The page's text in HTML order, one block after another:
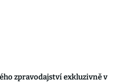
zpravodajství exkluzivně v